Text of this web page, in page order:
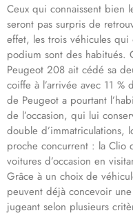
Ceux qui connaissent bien
seront pas surpris de
effet, les trois véhicules
podium sont des habitués.
Peugeot 208 ait cédé sa
coiffe à l’arrivée avec 11 %
de Peugeot a pourtant
de l’occasion, qui lui
double d’immatriculations,
proche concurrent : la Clio
voitures d’occasion en
Grâce à un choix de
peuvent déjà concevoir
jugeant selon plusieurs